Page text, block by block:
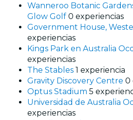
Wanneroo Botanic
Glow Golf 0 experiencias
Government House,
experiencias
Kings Park en Australia
experiencias
The Stables 1 experiencia
Gravity Discovery Centre 0
Optus Stadium 5
Universidad de Australia
experiencias